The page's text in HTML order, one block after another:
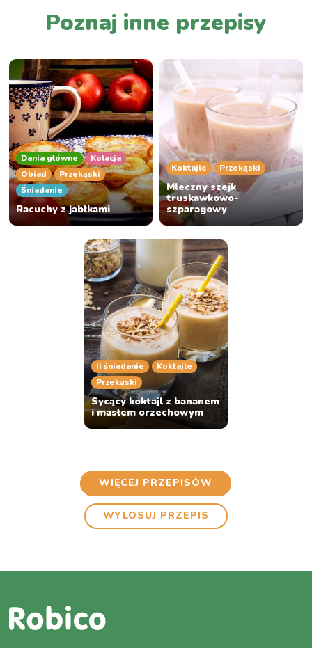
Poznaj inne przepisy
Dania główne
Kolacja
Obiad
Przekąski
Śniadanie
Racuchy z jabłkami
Koktajle Przekąski
Mleczny szejk
truskawkowo-
szparagowy
II śniadanie
Koktajle
Przekąski
Sycący koktajl z bananem
i masłem orzechowym
WIĘCEJ PRZEPISÓW
WYLOSUJ PRZEPIS